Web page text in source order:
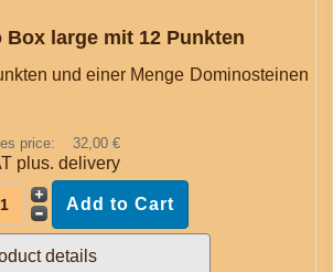
Box large mit 12 Punkten
und einer Menge Dominosteinen
price: 32,00 €
plus.delivery
details